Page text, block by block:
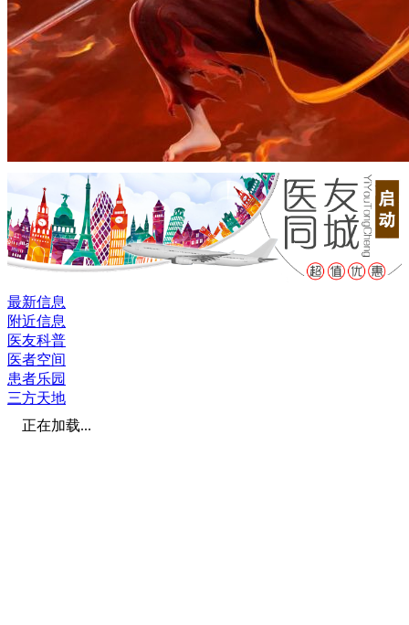
最新信息
附近信息
医友科普
医者空间
患者乐园
三方天地
正在加载...